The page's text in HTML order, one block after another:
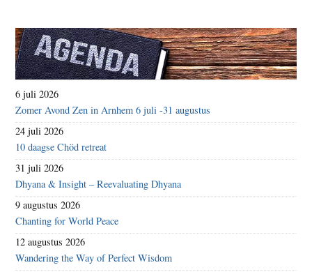
6 juli 2026
Zomer Avond Zen in Arnhem 6 juli -31 augustus
24 juli 2026
10 daagse Chöd retreat
31 juli 2026
Dhyana & Insight – Reevaluating Dhyana
9 augustus 2026
Chanting for World Peace
12 augustus 2026
Wandering the Way of Perfect Wisdom